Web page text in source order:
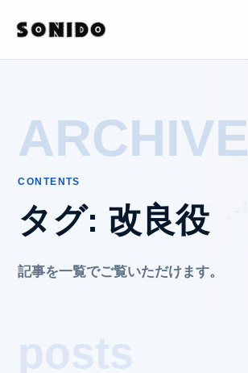
ARCHIVE
CONTENTS
タグ: 改良役
記事を一覧でご覧いただけます。